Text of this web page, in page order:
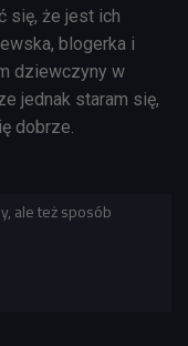
się, że jest ich
blogerka i
dziewczyny w
jednak staram się,
dobrze.
ale też sposób